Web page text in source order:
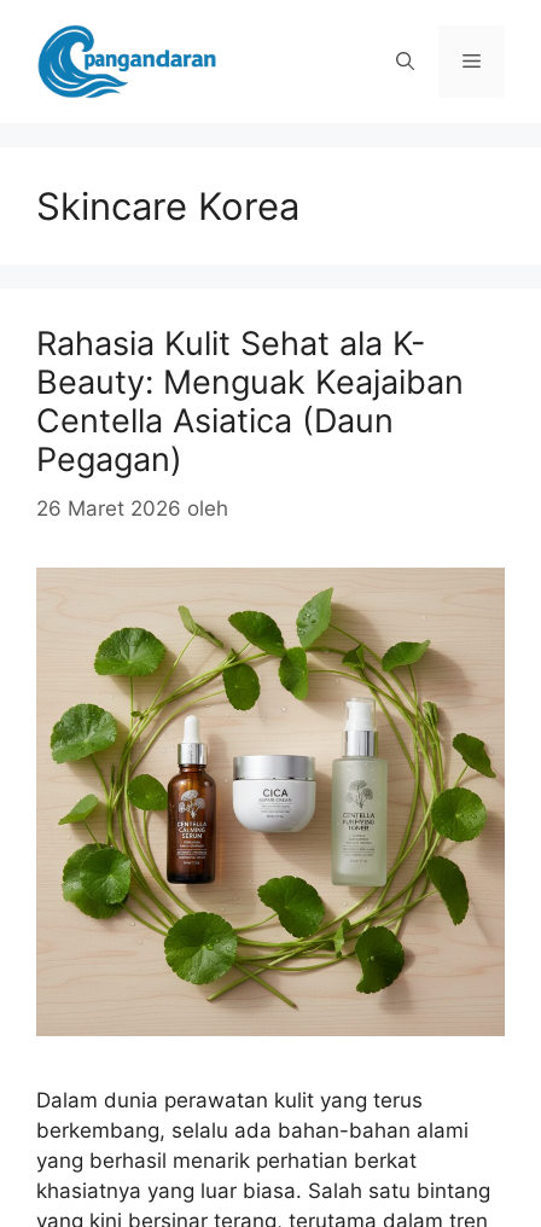
Menu
Skincare Korea
Rahasia Kulit Sehat ala K-
Beauty: Menguak Keajaiban
Centella Asiatica (Daun
Pegagan)
26 Maret 2026 oleh
Dalam dunia perawatan kulit yang terus
berkembang, selalu ada bahan-bahan alami
yang berhasil menarik perhatian berkat
khasiatnya yang luar biasa. Salah satu bintang
yang kini bersinar terang, terutama dalam tren